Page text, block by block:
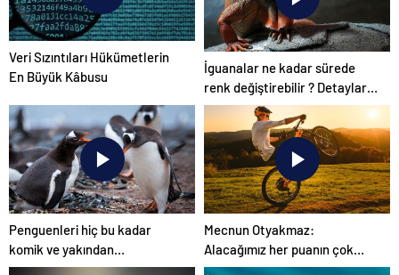
Veri Sızıntıları Hükümetlerin
En Büyük Kâbusu
İguanalar ne kadar sürede
renk değiştirebilir ? Detaylar
burada…
Penguenleri hiç bu kadar
komik ve yakından
görmemiştiniz
Mecnun Otyakmaz:
Alacağımız her puanın çok
önemi var